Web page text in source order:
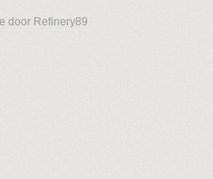
door Refinery89